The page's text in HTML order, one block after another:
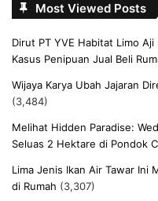
Most Viewed Posts
Dirut PT YVE Habitat Limo
Kasus Penipuan Jual Beli
Wijaya Karya Ubah Jajaran
(3,484)
Melihat Hidden Paradise:
Seluas 2 Hektare di Pondok
Lima Jenis Ikan Air Tawar Ini
di Rumah (3,307)